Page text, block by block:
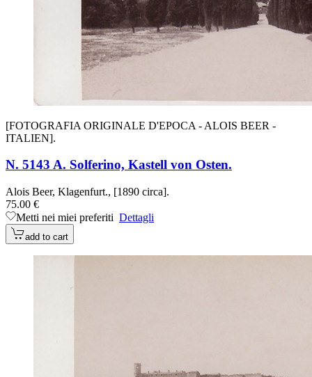
[FOTOGRAFIA ORIGINALE D'EPOCA - ALOIS BEER -
ITALIEN].
N. 5143 A. Solferino, Kastell von Osten.
Alois Beer, Klagenfurt., [1890 circa].
75.00 €
Metti nei miei preferiti Dettagli
add to cart